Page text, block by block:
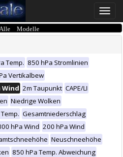
Toggle
Modelle
Temp. 850 hPa Stromlinien
Vertikalbew
Wind 2m Taupunkt CAPE/LI
Niedrige Wolken
Gesamtniederschlag
hPa Wind 200 hPa Wind
Neuschneehöhe
850 hPa Temp. Abweichung